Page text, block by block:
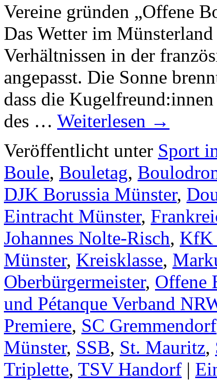
Vereine gründen „Offene
Das Wetter im
Verhältnissen in der
angepasst. Die Sonne
dass die
des … Weiterlesen →
Veröffentlicht unter Sport
Boule, Bouletag,
DJK Borussia Münster,
Eintracht Münster,
Johannes Nolte-Risch, KfK
Münster, Kreisklasse,
Oberbürgermeister, Offene
und Pétanque Verband
Premiere, SC Gremmendorf
Münster, SSB, St. Mauritz,
Triplette, TSV Handorf |